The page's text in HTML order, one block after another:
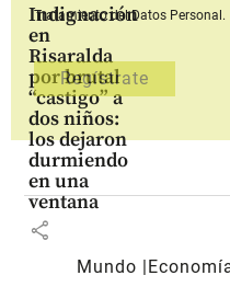
Indignación
en
Risaralda
por brutal
“castigo” a
dos niños:
los dejaron
durmiendo
en una
ventana
share
Tratamiento del Datos Personal.
Mundo